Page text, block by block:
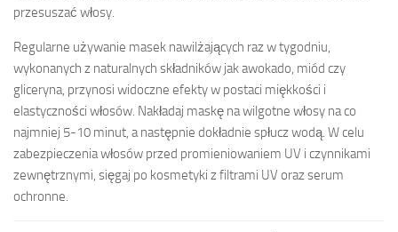
przesuszać włosy.
Regularne używanie masek nawilżających raz w tygodniu,
wykonanych z naturalnych składników jak awokado, miód czy
gliceryna, przynosi widoczne efekty w postaci miękkości i
elastyczności włosów. Nakładaj maskę na wilgotne włosy na co
najmniej 5-10 minut, a następnie dokładnie spłucz wodą. W celu
zabezpieczenia włosów przed promieniowaniem UV i czynnikami
zewnętrznymi, sięgaj po kosmetyki z filtrami UV oraz serum
ochronne.